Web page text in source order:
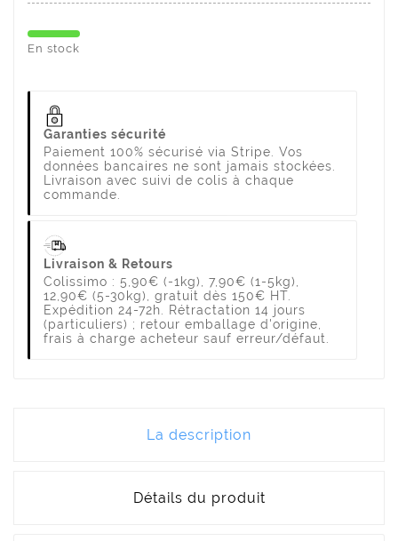
En stock
Garanties sécurité
Paiement 100% sécurisé via Stripe. Vos
données bancaires ne sont jamais stockées.
Livraison avec suivi de colis à chaque
commande.
Livraison & Retours
Colissimo : 5,90€ (-1kg), 7,90€ (1-5kg),
12,90€ (5-30kg), gratuit dès 150€ HT.
Expédition 24-72h. Rétractation 14 jours
(particuliers) ; retour emballage d'origine,
frais à charge acheteur sauf erreur/défaut.
La description
Détails du produit